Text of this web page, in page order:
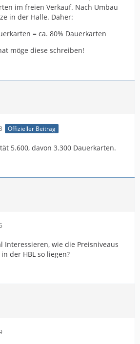
im freien Verkauf. Nach Umbau
in der Halle. Daher:
= ca. 80% Dauerkarten
möge diese schreiben!
Offizieller Beitrag
5.600, davon 3.300 Dauerkarten.
Interessieren, wie die Preisniveaus
der HBL so liegen?